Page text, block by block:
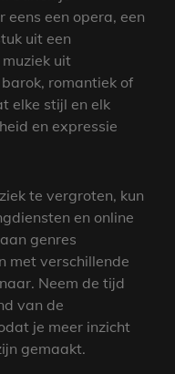
eens een opera, een
uit een
uit
romantiek of
elke stijl en elk
en expressie
te vergroten, kun
en online
genres
met verschillende
Neem de tijd
van de
je meer inzicht
gemaakt.